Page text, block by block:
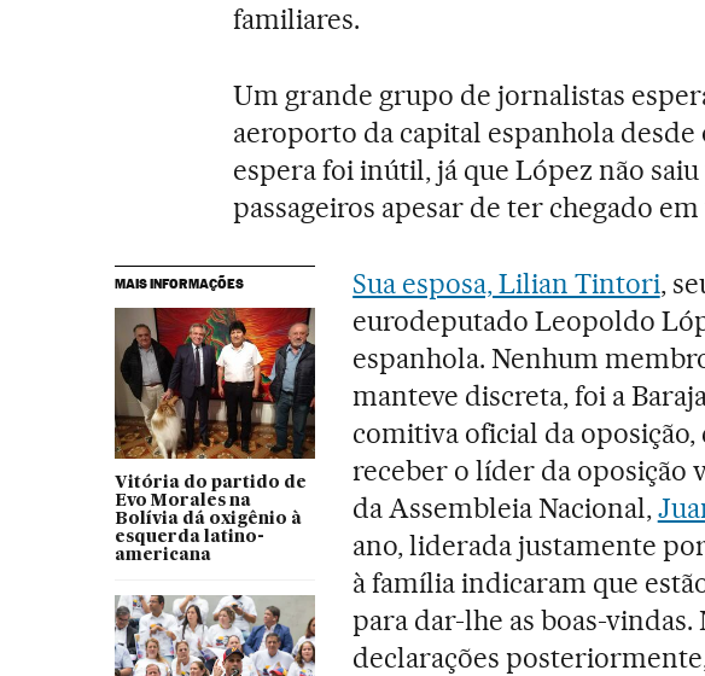
familiares.
Um grande grupo de jornalistas
aeroporto da capital espanhola desde
espera foi inútil, já que López não
passageiros apesar de ter chegado
MAIS INFORMAÇÕES
Vitória do partido de
Evo Morales na
Bolívia dá oxigênio à
esquerda latino-
americana
Sua esposa, Lilian Tintori,
eurodeputado Leopoldo
espanhola. Nenhum
manteve discreta, foi a
comitiva oficial da
receber o líder da oposição
da Assembleia Nacional,
ano, liderada justamente
à família indicaram que
para dar-lhe as boas-
declarações